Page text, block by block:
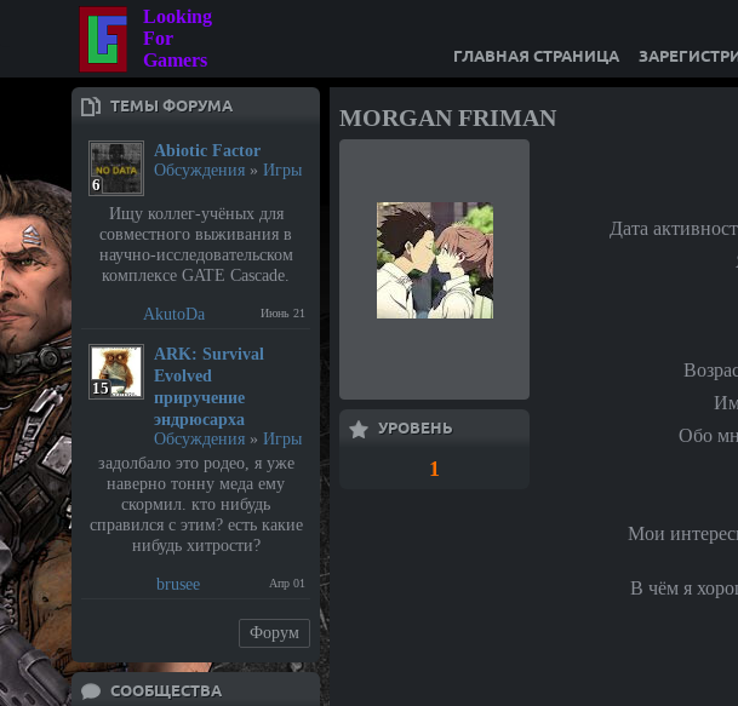
Looking
For
Gamers
ГЛАВНАЯ СТРАНИЦА
ТЕМЫ ФОРУМА
6
Abiotic Factor
Обсуждения » Игры
Ищу коллег-учёных для
совместного выживания в
научно-исследовательском
комплексе GATE Cascade.
AkutoDa Июнь 21
15
⁣ARK: Survival
Evolved
приручение
эндрюсарха
Обсуждения » Игры
задолбало это родео, я уже
наверно тонну меда ему
скормил. кто нибудь
справился с этим? есть какие
нибудь хитрости?
brusee Апр 01
Форум
СООБЩЕСТВА
MORGAN FRIMAN
УРОВЕНЬ
1
Дата
Обо
Мои
В чём я